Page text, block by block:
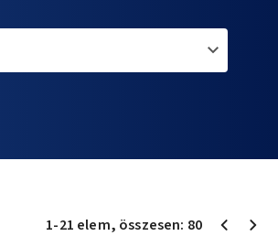
1-21 elem, összesen: 80